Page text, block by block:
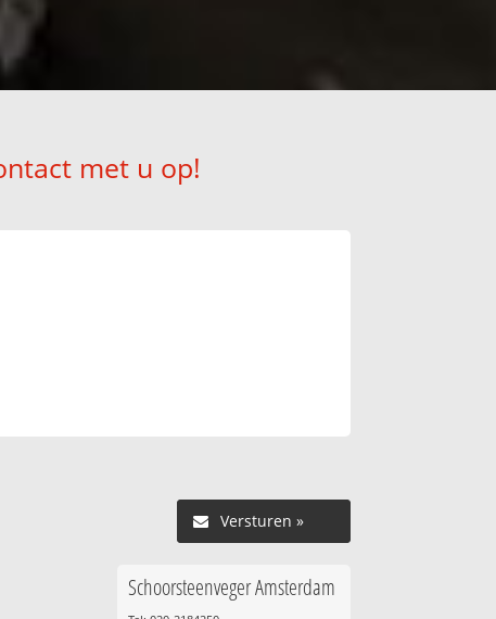
met u op!
Versturen »
Schoorsteenveger Amsterdam